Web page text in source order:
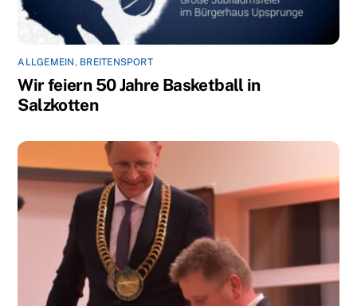
ALLGEMEIN, BREITENSPORT
Wir feiern 50 Jahre Basketball in
Salzkotten